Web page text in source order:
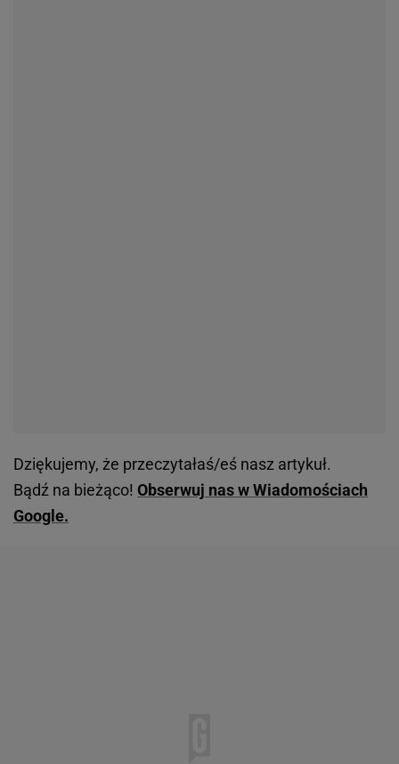
Dziękujemy, że przeczytałaś/eś nasz artykuł.
Bądź na bieżąco! Obserwuj nas w Wiadomościach
Google.